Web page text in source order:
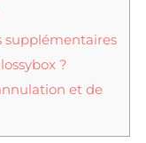
supplémentaires
?
et de